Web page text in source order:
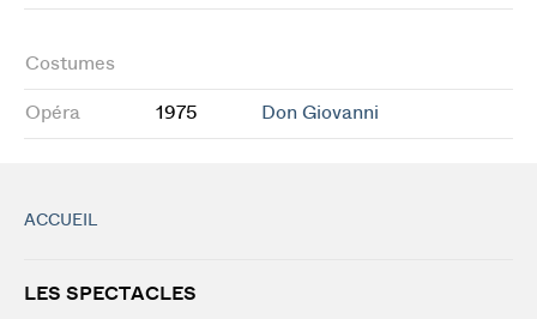
Costumes
Opéra 1975 Don Giovanni
ACCUEIL
LES SPECTACLES